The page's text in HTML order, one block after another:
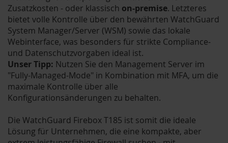
Zusatzkosten - oder klassisch on-premise. Letzteres
bietet volle Kontrolle über den bewährten WatchGuard
System Manager/Server (WSM) sowie das lokale
Webinterface, was besonders für strikte Compliance-
und Datenschutzvorgaben ideal ist.
Unser Tipp: Nutzen Sie den Management Server im
"Fully-Managed-Mode" in Kombination mit MFA, um die
maximale Kontrolle über alle
Konfigurationsänderungen zu behalten.
Die WatchGuard Firebox T185 ist somit die ideale
Lösung für Unternehmen, die eine kompakte, aber